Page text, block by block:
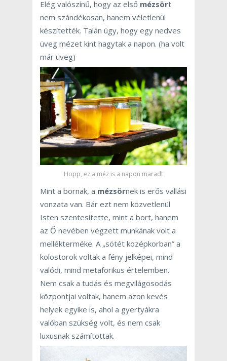
Elég valószínű, hogy az első mézsört
nem szándékosan, hanem véletlenül
készítették. Talán úgy, hogy egy nedves
üveg mézet kint hagytak a napon. (ha volt
már üveg)
Hopp, ez a méz is a napon maradt
Mint a bornak, a mézsörnek is erős vallási
vonzata van. Bár ezt nem közvetlenül
Isten szentesítette, mint a bort, hanem
az Ő nevében végzett munkának volt a
mellékterméke. A „sötét középkorban” a
kolostorok voltak a fény jelképei, mind
valódi, mind metaforikus értelemben.
Nem csak a tudás és megvilágosodás
központjai voltak, hanem azon kevés
helyek egyike is, ahol a gyertyákra
valóban szükség volt, és nem csak
luxusnak számítottak.